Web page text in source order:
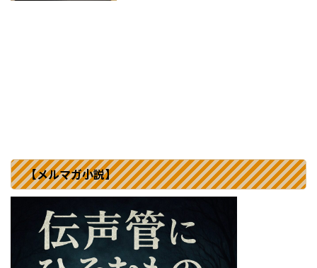
【メルマガ小説】